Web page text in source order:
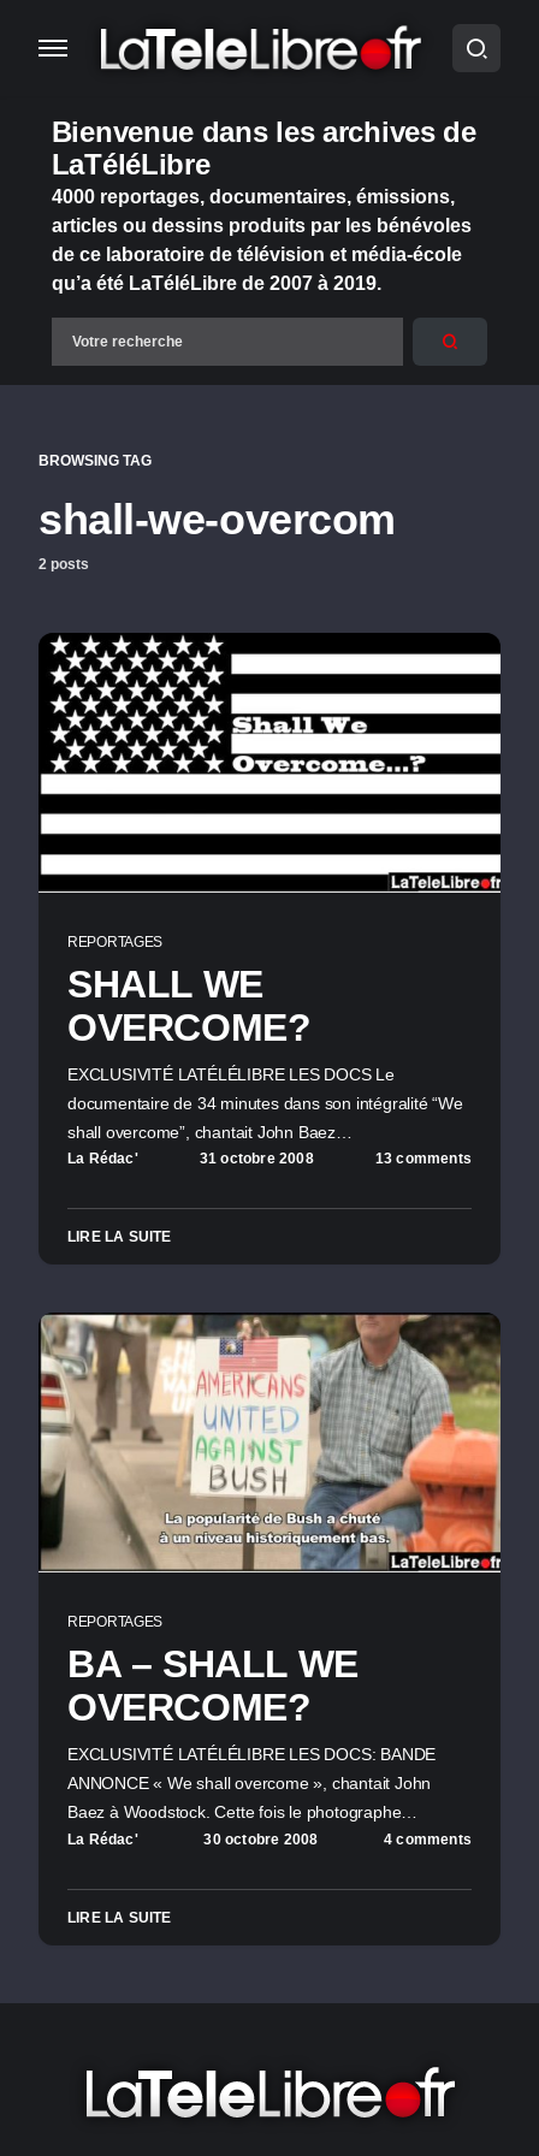
Bienvenue dans les archives de
LaTéléLibre
4000 reportages, documentaires, émissions,
articles ou dessins produits par les bénévoles
de ce laboratoire de télévision et média-école
qu’a été LaTéléLibre de 2007 à 2019.
BROWSING TAG
shall-we-overcom
2 posts
REPORTAGES
SHALL WE
OVERCOME?
EXCLUSIVITÉ LATÉLÉLIBRE LES DOCS Le
documentaire de 34 minutes dans son intégralité “We
shall overcome”, chantait John Baez…
La Rédac' 31 octobre 2008 13 comments
LIRE LA SUITE
REPORTAGES
BA – SHALL WE
OVERCOME?
EXCLUSIVITÉ LATÉLÉLIBRE LES DOCS: BANDE
ANNONCE « We shall overcome », chantait John
Baez à Woodstock. Cette fois le photographe…
La Rédac' 30 octobre 2008 4 comments
LIRE LA SUITE